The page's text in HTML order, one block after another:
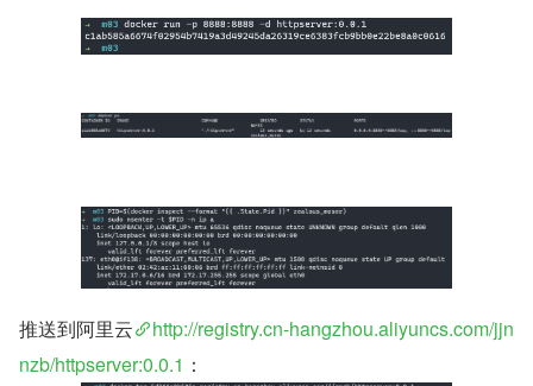
推送到阿里云
http://registry.cn-hangzhou.aliyuncs.com/jjn
nzb/httpserver:0.0.1 ：